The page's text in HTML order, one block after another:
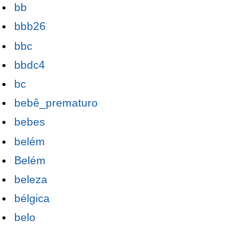
bb
bbb26
bbc
bbdc4
bc
bebê_prematuro
bebes
belém
Belém
beleza
bélgica
belo